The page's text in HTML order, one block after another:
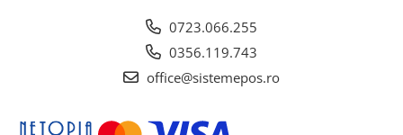
0723.066.255
0356.119.743
office@sistemepos.ro